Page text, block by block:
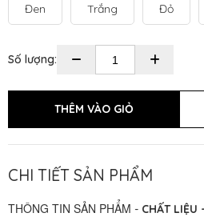
Đen
Trắng Đỏ
Số lượng:
CHI TIẾT SẢN PHẨM
THÔNG TIN SẢN PHẨM - CHẤT LIỆU